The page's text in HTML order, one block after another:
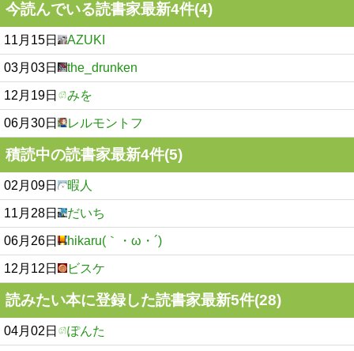
今読んでいる読書家最新4件(4)
11月15日 AZUKI
03月03日 the_drunken
12月19日 みを
06月30日 レルモントフ
積読中の読書家最新4件(5)
02月09日 暇人
11月28日 だいち
06月26日 hikaru(｀・ω・´)
12月12日 ビスケ
読みたい本に登録した読書家最新5件(28)
04月02日 ぽんた